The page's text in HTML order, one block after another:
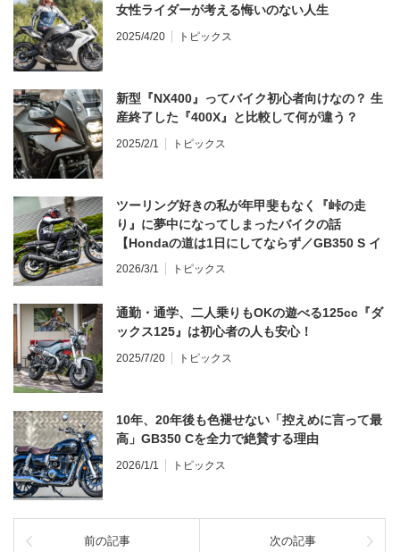
女性ライダーが考える悔いのない人生
2025/4/20 トピックス
新型『NX400』ってバイク初心者向けなの？ 生
産終了した『400X』と比較して何が違う？
2025/2/1 トピックス
ツーリング好きの私が年甲斐もなく『峠の走
り』に夢中になってしまったバイクの話
【Hondaの道は1日にしてならず／GB350 S イ
ンプレ・レビュー 前編】
2026/3/1 トピックス
通勤・通学、二人乗りもOKの遊べる125cc『ダ
ックス125』は初心者の人も安心！
2025/7/20 トピックス
10年、20年後も色褪せない「控えめに言って最
高」GB350 Cを全力で絶賛する理由
2026/1/1 トピックス
前の記事 次の記事